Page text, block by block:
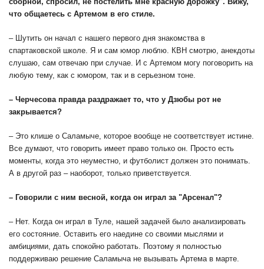
что общаетесь с Артемом в его стиле.
– Шутить он начал с нашего первого дня знакомства в
спартаковской школе. Я и сам юмор люблю. КВН смотрю, анекдоты
слушаю, сам отвечаю при случае. И с Артемом могу поговорить на
любую тему, как с юмором, так и в серьезном тоне.
– Черчесова правда раздражает то, что у Дзюбы рот не
закрывается?
– Это клише о Саламыче, которое вообще не соответствует истине.
Все думают, что говорить имеет право только он. Просто есть
моменты, когда это неуместно, и футболист должен это понимать.
А в другой раз – наоборот, только приветствуется.
– Говорили с ним весной, когда он играл за "Арсенал"?
– Нет. Когда он играл в Туле, нашей задачей было анализировать
его состояние. Оставить его наедине со своими мыслями и
амбициями, дать спокойно работать. Поэтому я полностью
поддерживаю решение Саламыча не вызывать Артема в марте.